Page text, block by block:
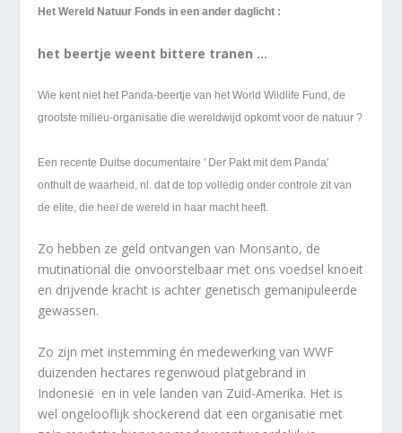
Het Wereld Natuur Fonds in een ander daglicht :
het beertje weent bittere tranen …
Wie kent niet het Panda-beertje van het World Wildlife Fund, de
grootste milieu-organisatie die wereldwijd opkomt voor de natuur ?
Een recente Duitse documentaire ' Der Pakt mit dem Panda'
onthult de waarheid, nl. dat de top volledig onder controle zit van
de elite, die heel de wereld in haar macht heeft.
Zo hebben ze geld ontvangen van Monsanto, de
mutinational die onvoorstelbaar met ons voedsel knoeit
en drijvende kracht is achter genetisch gemanipuleerde
gewassen.
Zo zijn met instemming én medewerking van WWF
duizenden hectares regenwoud platgebrand in
Indonesië en in vele landen van Zuid-Amerika. Het is
wel ongelooflijk shockerend dat een organisatie met